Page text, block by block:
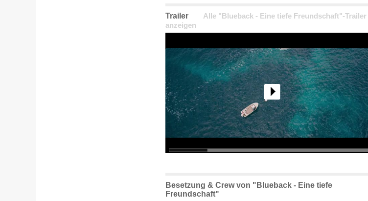
Trailer
Alle "Blueback - Eine tiefe Freundschaft"-Trailer
anzeigen
Besetzung & Crew von "Blueback - Eine tiefe
Freundschaft"